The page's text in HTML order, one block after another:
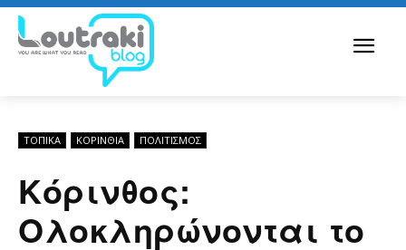
ΤΟΠΙΚΑ ΚΟΡΙΝΘΊΑ ΠΟΛΙΤΙΣΜΟΣ
Κόρινθος:
Ολοκληρώνονται το